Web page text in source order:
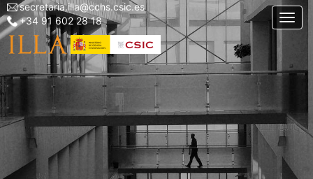
Pasar
al
contenido
Menu
top
left
secretaria.illa@cchs.csic.es
+34 91 602 28 18